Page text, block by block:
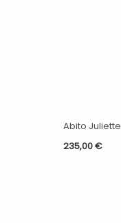
Abito Juliette
235,00€